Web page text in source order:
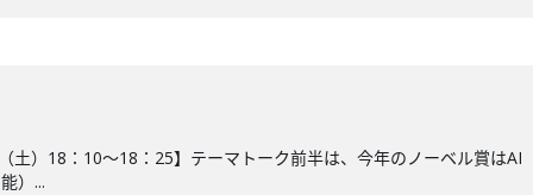
土）18：10～18：25】テーマトーク前半は、今年のノーベル賞は
）...